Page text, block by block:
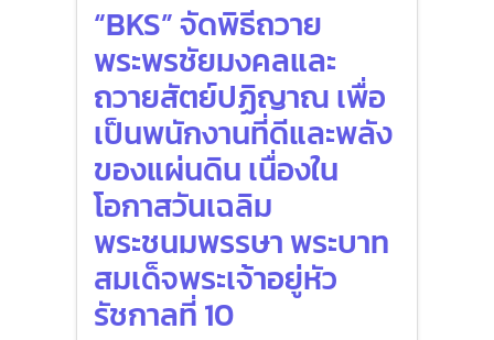
“BKS” จัดพิธีถวาย
พระพรชัยมงคลและ
ถวายสัตย์ปฏิญาณ เพื่อ
เป็นพนักงานที่ดีและพลัง
ของแผ่นดิน เนื่องใน
โอกาสวันเฉลิม
พระชนมพรรษา พระบาท
สมเด็จพระเจ้าอยู่หัว
รัชกาลที่ 10